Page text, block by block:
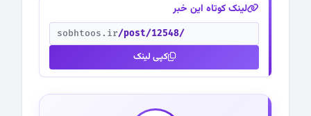
لینک کوتاه این خبر
sobhtoos.ir/post/12548/
کپی لینک